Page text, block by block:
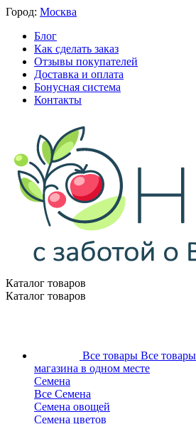
Город: Москва
Блог
Как сделать заказ
Отзывы покупателей
Доставка и оплата
Бонусная система
Контакты
Каталог товаров
Каталог товаров
Все товары Все
магазина в одном месте
Семена
Все Семена
Семена овощей
Семена цветов